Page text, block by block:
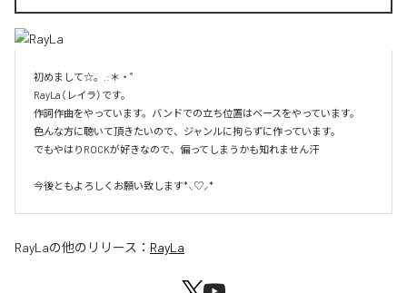
初めまして☆。.:＊・゜
RayLa（レイラ）です。
作詞作曲をやっています。バンドでの立ち位置はベースをやっています。
色んな方に聴いて頂きたいので、ジャンルに拘らずに作っています。
でもやはりROCKが好きなので、偏ってしまうかも知れません汗
今後ともよろしくお願い致します*⸜♡⸝*
RayLaの他のリリース： RayLa